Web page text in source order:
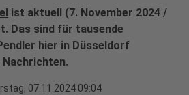
ist aktuell (7. November 2024 /
Das sind für tausende
hier in Düsseldorf
07.11.2024 09:04